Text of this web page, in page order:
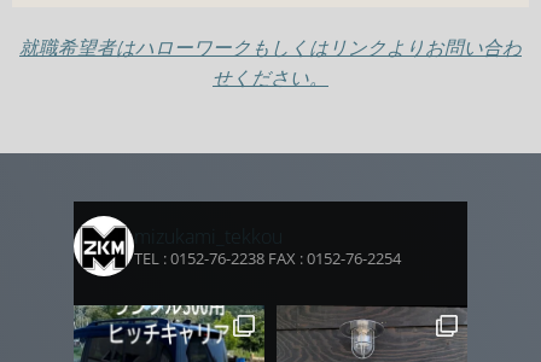
就職希望者はハローワークもしくはリンクよりお問い合わ
せください。
mizukami_tekkou
TEL : 0152-76-2238 FAX : 0152-76-2254